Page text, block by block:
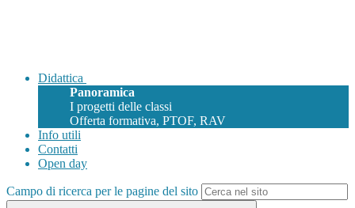
Didattica
Panoramica
I progetti delle classi
Offerta formativa, PTOF, RAV
Info utili
Contatti
Open day
Campo di ricerca per le pagine del sito